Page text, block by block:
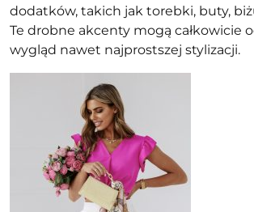
dodatków, takich jak torebki, buty,
Te drobne akcenty mogą całkowicie
wygląd nawet najprostszej stylizacji.